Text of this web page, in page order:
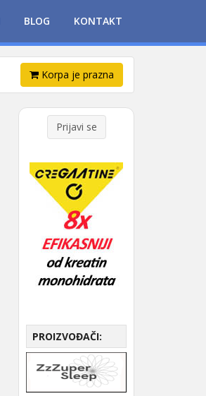
BLOG KONTAKT
Korpa je prazna
Prijavi se
PROIZVOĐAČI: